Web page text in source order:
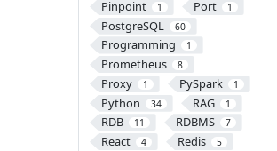
Pinpoint 1 Port 1
PostgreSQL 60
Programming 1
Prometheus 8
Proxy 1 PySpark 1
Python 34 RAG 1
RDB 11 RDBMS 7
React 4 Redis 5